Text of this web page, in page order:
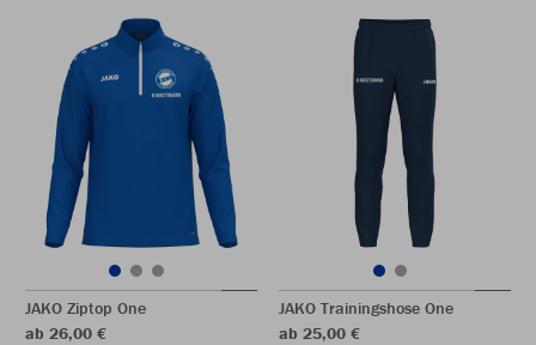
JAKO Ziptop One
ab 26,00 €
JAKO Trainingshose One
ab 25,00 €